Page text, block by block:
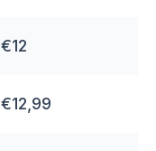
€12
€12,99